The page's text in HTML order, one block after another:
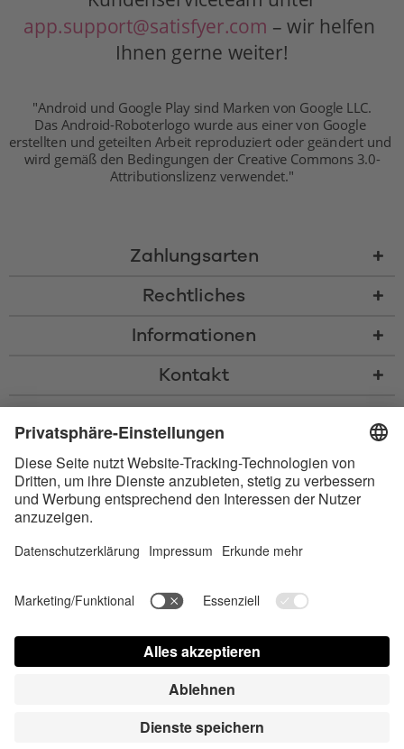
app.support@satisfyer.com – wir helfen
Ihnen gerne weiter!
"Android und Google Play sind Marken von Google LLC.
Das Android-Roboterlogo wurde aus einer von Google
erstellten und geteilten Arbeit reproduziert oder geändert und
wird gemäß den Bedingungen der Creative Commons 3.0-
Attributionslizenz verwendet."
Zahlungsarten
Rechtliches
Informationen
Kontakt
Nachnahmegebühren, wenn nicht anders beschrieben
* Der Name Bluetooth und das Bluetooth Logo sind eingetragene Marken
und Eigentum der Bluetooth SIG, Inc. Die Nutzung dieser Marken durch
Satisfyer GmbH erfolgt unter Lizenz.
Contact us today
Bedienungsanleitung Kontakt